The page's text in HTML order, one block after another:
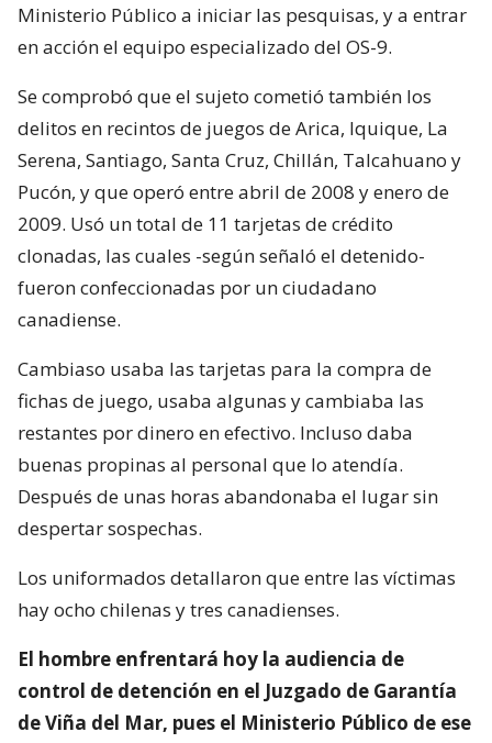
Ministerio Público a iniciar las pesquisas, y a entrar
en acción el equipo especializado del OS-9.
Se comprobó que el sujeto cometió también los
delitos en recintos de juegos de Arica, Iquique, La
Serena, Santiago, Santa Cruz, Chillán, Talcahuano y
Pucón, y que operó entre abril de 2008 y enero de
2009. Usó un total de 11 tarjetas de crédito
clonadas, las cuales -según señaló el detenido-
fueron confeccionadas por un ciudadano
canadiense.
Cambiaso usaba las tarjetas para la compra de
fichas de juego, usaba algunas y cambiaba las
restantes por dinero en efectivo. Incluso daba
buenas propinas al personal que lo atendía.
Después de unas horas abandonaba el lugar sin
despertar sospechas.
Los uniformados detallaron que entre las víctimas
hay ocho chilenas y tres canadienses.
El hombre enfrentará hoy la audiencia de
control de detención en el Juzgado de Garantía
de Viña del Mar, pues el Ministerio Público de ese